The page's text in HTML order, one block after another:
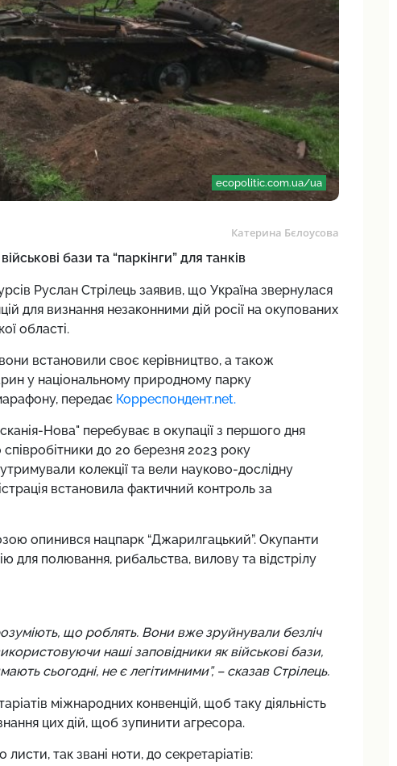
ecopolitic.com.ua/ua
Катерина Бєлоусова
бази та “паркінги” для танків
Руслан Стрілець заявив, що Україна звернулася
для визнання незаконними дій росії на окупованих
області.
встановили своє керівництво, а також
у національному природному парку
передає Корреспондент.net.
Нова" перебуває в окупації з першого дня
до 20 березня 2023 року
колекції та вели науково-дослідну
встановила фактичний контроль за
опинився нацпарк “Джарилгацький”. Окупанти
для полювання, рибальства, вилову та відстрілу
що роблять. Вони вже зруйнували безліч
наші заповідники як військові бази,
сьогодні, не є легітимними”, – сказав Стрілець.
міжнародних конвенцій, щоб таку діяльність
цих дій, щоб зупинити агресора.
так звані ноти, до секретаріатів: